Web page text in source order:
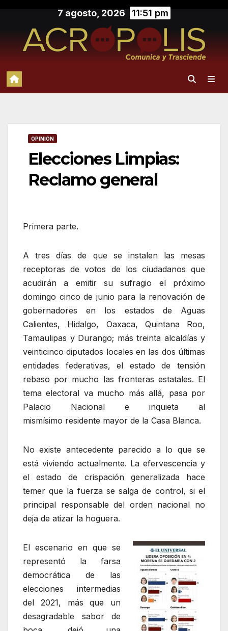
contenido
7 agosto, 2026 11:51 pm
OPINIÓN
Elecciones Limpias:
Reclamo general
Primera parte.
A tres días de que se instalen las mesas
receptoras de votos de los ciudadanos que
acudirán a emitir su sufragio el próximo
domingo cinco de junio para la renovación de
gobernadores en los estados de Aguas
Calientes, Hidalgo, Oaxaca, Quintana Roo,
Tamaulipas y Durango; más treinta alcaldías y
veinticinco diputados locales en las dos últimas
entidades federativas, el estado de tensión
rebaso por mucho las fronteras estatales. El
tema electoral va mucho más allá, pasa por
Palacio Nacional e inquieta al
mismísimo residente mayor de la Casa Blanca.
No existe antecedente parecido a lo que se
está viviendo actualmente. La efervescencia y
el estado de crispación generalizada hace
temer que la fuerza se salga de control, si el
principal responsable del orden nacional no
deja de atizar la hoguera.
El escenario en que se
representó la farsa
democrática de las
elecciones intermedias
del 2021, más que un
desagradable sabor de